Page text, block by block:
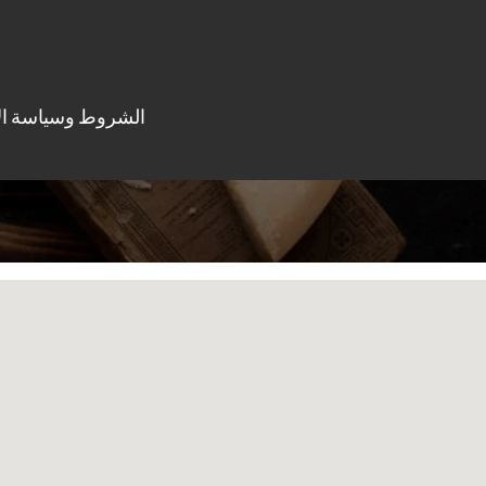
الشروط وسياسة